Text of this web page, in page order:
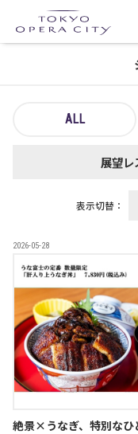
ALL
展望レ
表示切替：
2026-05-28
絶景×うなぎ、特別なひ